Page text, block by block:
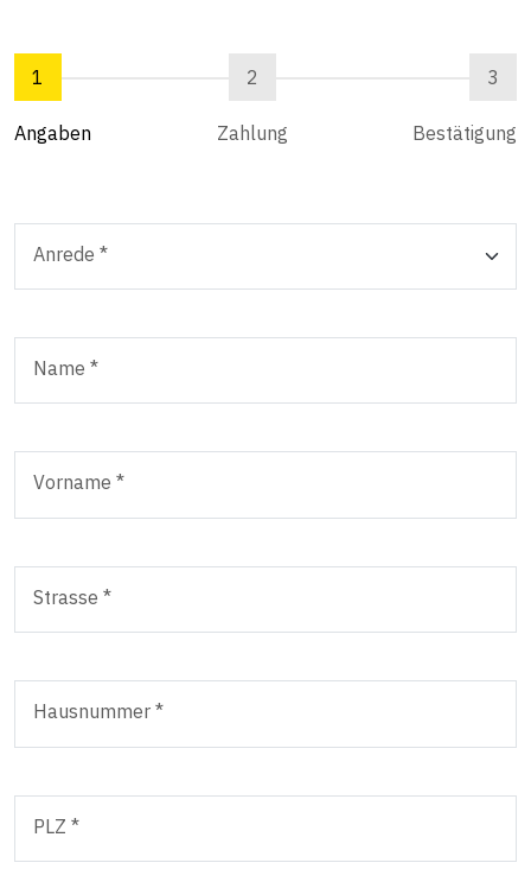
1
Angaben
2
Zahlung
3
Bestätigung
Anrede *
Name *
Vorname *
Strasse *
Hausnummer *
PLZ *